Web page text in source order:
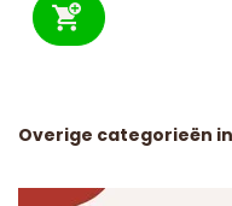
Overige categorieën